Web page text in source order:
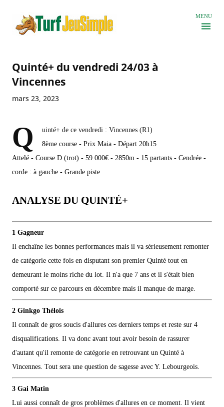
MENU
Quinté+ du vendredi 24/03 à
Vincennes
mars 23, 2023
Q
uinté+ de ce vendredi : Vincennes (R1)
8ème course - Prix Maia - Départ 20h15
Attelé - Course D (trot) - 59 000€ - 2850m - 15 partants - Cendrée -
corde : à gauche - Grande piste
ANALYSE DU QUINTÉ+
1 Gagneur
Il enchaîne les bonnes performances mais il va sérieusement remonter
de catégorie cette fois en disputant son premier Quinté tout en
demeurant le moins riche du lot. Il n'a que 7 ans et il s'était bien
comporté sur ce parcours en décembre mais il manque de marge.
2 Ginkgo Thélois
Il connaît de gros soucis d'allures ces derniers temps et reste sur 4
disqualifications. Il va donc avant tout avoir besoin de rassurer
d'autant qu'il remonte de catégorie en retrouvant un Quinté à
Vincennes. Tout sera une question de sagesse avec Y. Lebourgeois.
3 Gai Matin
Lui aussi connaît de gros problèmes d'allures en ce moment. Il vient